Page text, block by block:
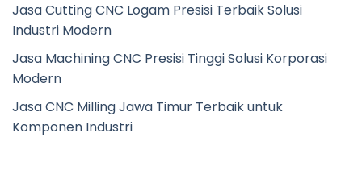
Jasa Cutting CNC Logam Presisi Terbaik Solusi
Industri Modern
Jasa Machining CNC Presisi Tinggi Solusi Korporasi
Modern
Jasa CNC Milling Jawa Timur Terbaik untuk
Komponen Industri